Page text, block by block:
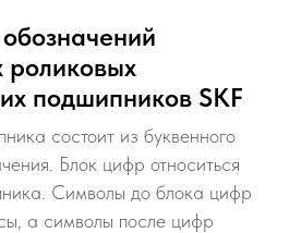
роликовых
подшипников SKF
состоит из буквенного
Блок цифр относиться
Символы до блока цифр
а символы после цифр